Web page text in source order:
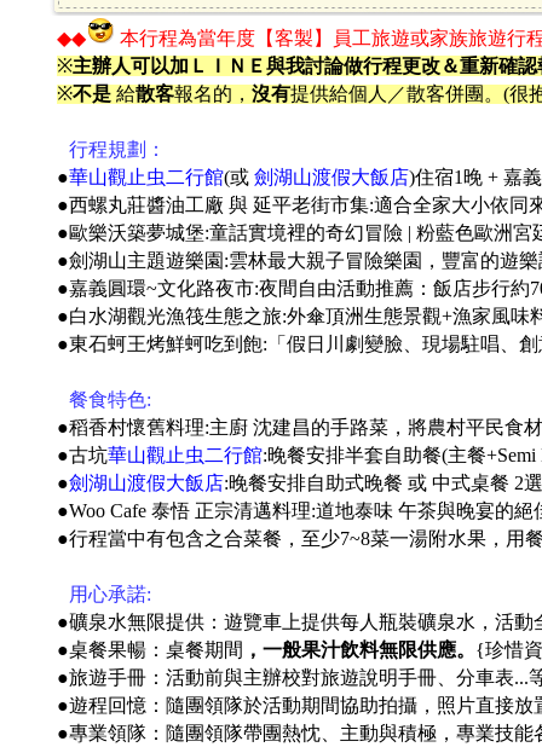
◆◆
本行程為當年度【客製】員工旅遊或家族旅遊行
※主辦人可以加ＬＩＮＥ與我討論做行程更改＆重新確
※不是 給散客報名的， 沒有提供給個人／散客併團。(很
行程規劃：
●華山觀止虫二行館(或 劍湖山渡假大飯店)住宿1晚 + 嘉義
●西螺丸莊醬油工廠 與 延平老街市集:適合全家大小依同
●歐樂沃築夢城堡:童話實境裡的奇幻冒險 | 粉藍色歐洲
●劍湖山主題遊樂園:雲林最大親子冒險樂園，豐富的遊
●嘉義圓環~文化路夜市:夜間自由活動推薦：飯店步行約
●白水湖觀光漁筏生態之旅:外傘頂洲生態景觀+漁家風
●東石蚵王烤鮮蚵吃到飽:「假日川劇變臉、現場駐唱、
餐食特色:
●稻香村懷舊料理:主廚 沈建昌的手路菜，將農村平民食
●古坑華山觀止虫二行館:晚餐安排半套自助餐(主餐
●劍湖山渡假大飯店:晚餐安排自助式晚餐 或 中式桌餐 2
●Woo Cafe 泰悟 正宗清邁料理:道地泰味 午茶與晚宴的絕
●行程當中有包含之合菜餐，至少7~8菜一湯附水果，用
用心承諾:
●礦泉水無限提供：遊覽車上提供每人瓶裝礦泉水，活動
●桌餐果暢：桌餐期間 ，一般果汁飲料無限供應。 {珍惜
●旅遊手冊：活動前與主辦校對旅遊說明手冊、分車表...
●遊程回憶：隨團領隊於活動期間協助拍攝，照片直接放
●專業領隊：隨團領隊帶團熱忱、主動與積極，專業技能